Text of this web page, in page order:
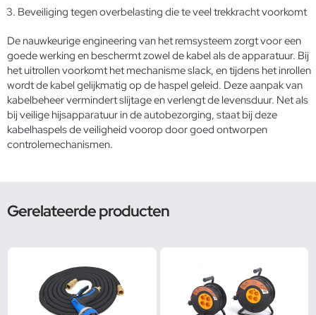
Beveiliging tegen overbelasting die te veel trekkracht voorkomt
De nauwkeurige engineering van het remsysteem zorgt voor een
goede werking en beschermt zowel de kabel als de apparatuur. Bij
het uitrollen voorkomt het mechanisme slack, en tijdens het inrollen
wordt de kabel gelijkmatig op de haspel geleid. Deze aanpak van
kabelbeheer vermindert slijtage en verlengt de levensduur. Net als
bij veilige hijsapparatuur in de autobezorging, staat bij deze
kabelhaspels de veiligheid voorop door goed ontworpen
controlemechanismen.
Gerelateerde producten